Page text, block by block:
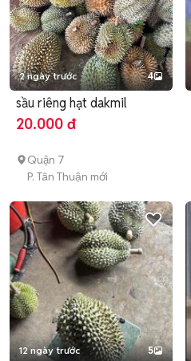
2 ngày trước 4
sầu riêng hạt dakmil
20.000 đ
Quận 7
P. Tân Thuận mới
12 ngày trước 5